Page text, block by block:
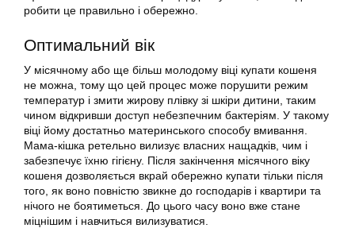
робити це правильно і обережно.
Оптимальний вік
У місячному або ще більш молодому віці купати кошеня
не можна, тому що цей процес може порушити режим
температур і змити жирову плівку зі шкіри дитини, таким
чином відкривши доступ небезпечним бактеріям. У такому
віці йому достатньо материнського способу вмивання.
Мама-кішка ретельно вилизує власних нащадків, чим і
забезпечує їхню гігієну. Після закінчення місячного віку
кошеня дозволяється вкрай обережно купати тільки після
того, як воно повністю звикне до господарів і квартири та
нічого не боятиметься. До цього часу воно вже стане
міцнішим і навчиться вилизуватися.